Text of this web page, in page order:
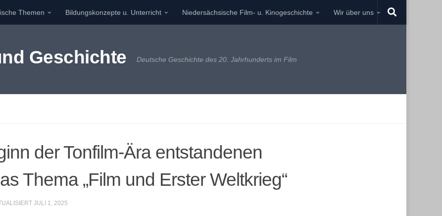
Themen Bildungskonzepte u. Unterricht Niedersächsische Film- u. Kinogeschichte Wir über uns
Geschichte Deutsche Geschichte des 20. Jahrhunderts im Film
der Tonfilm-Ära entstandenen
Thema „Film und Erster Weltkrieg“
JULI 1, 2025